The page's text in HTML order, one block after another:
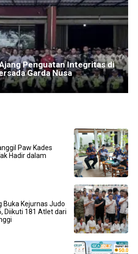
Kembali Padat,
Beroperasi Penuh”
Paw Kades
Hadir dalam
Buka Kejurnas Judo
Diikuti 181 Atlet dari